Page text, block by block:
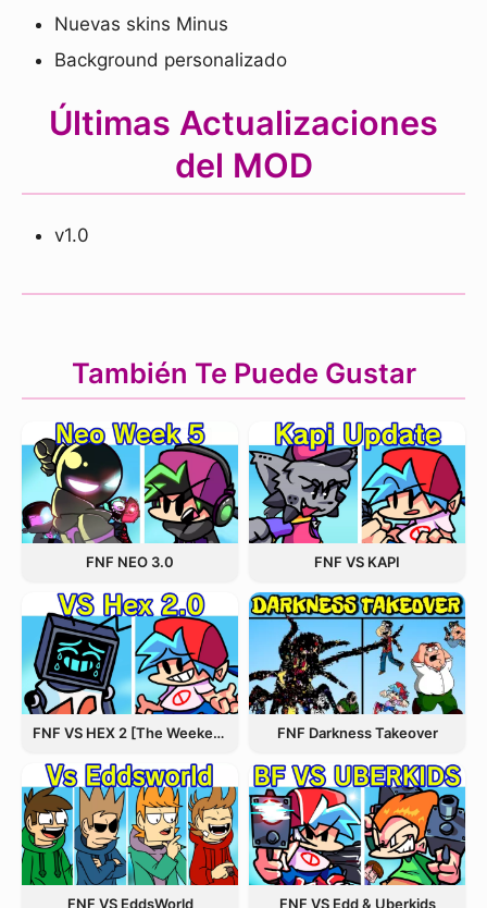
Nuevas skins Minus
Background personalizado
Últimas Actualizaciones
del MOD
v1.0
También Te Puede Gustar
FNF NEO 3.0 FNF VS KAPI
FNF VS HEX 2 [The Weekend Update] FNF Darkness Takeover
FNF VS EddsWorld FNF VS Edd & Uberkids